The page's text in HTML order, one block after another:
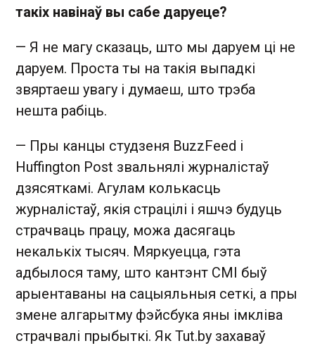
такіх навінаў вы сабе даруеце?
— Я не магу сказаць, што мы даруем ці не
даруем. Проста ты на такія выпадкі
звяртаеш увагу і думаеш, што трэба
нешта рабіць.
— Пры канцы студзеня BuzzFeed і
Huffington Post звальнялі журналістаў
дзясяткамі. Агулам колькасць
журналістаў, якія страцілі і яшчэ будуць
страчваць працу, можа дасягаць
некалькіх тысяч. Мяркуецца, гэта
адбылося таму, што кантэнт СМІ быў
арыентаваны на сацыяльныя сеткі, а пры
змене алгарытму фэйсбука яны імкліва
страчвалі прыбыткі. Як Tut.by захаваў